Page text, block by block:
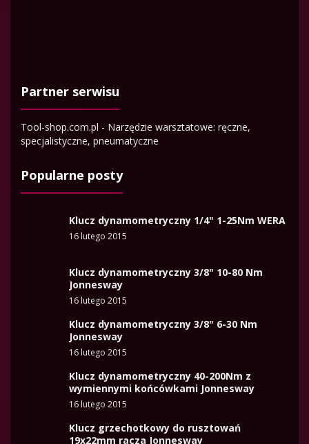
Partner serwisu
Tool-shop.com.pl - Narzędzie warsztatowe: ręczne,
specjalistyczne, pneumatyczne
Popularne posty
Klucz dynamometryczny 1/4" 1-25Nm WERA
16 lutego 2015
Klucz dynamometryczny 3/8" 10-80 Nm
Jonnesway
16 lutego 2015
Klucz dynamometryczny 3/8" 6-30 Nm
Jonnesway
16 lutego 2015
Klucz dynamometryczny 40-200Nm z
wymiennymi końcówkami Jonnesway
16 lutego 2015
Klucz grzechotkowy do rusztowań
19x22mm racza Jonnesway